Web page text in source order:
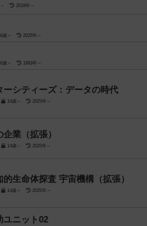
～ 2018年～
8歳～ 2025年～
6歳～ 1993年～
ーシティーズ：データの時代
14歳～ 2025年～
業（拡張）
14歳～ 2025年～
生命体探査 宇宙機構（拡張）
14歳～ 2025年～
ユニット02